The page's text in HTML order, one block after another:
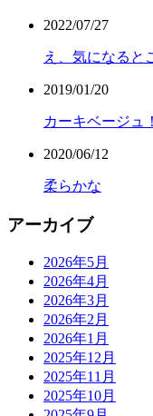
2022/07/27
え、気になると
2019/01/20
カーキベージュ！
2020/06/12
柔らかな
アーカイブ
2026年5月
2026年4月
2026年3月
2026年2月
2026年1月
2025年12月
2025年11月
2025年10月